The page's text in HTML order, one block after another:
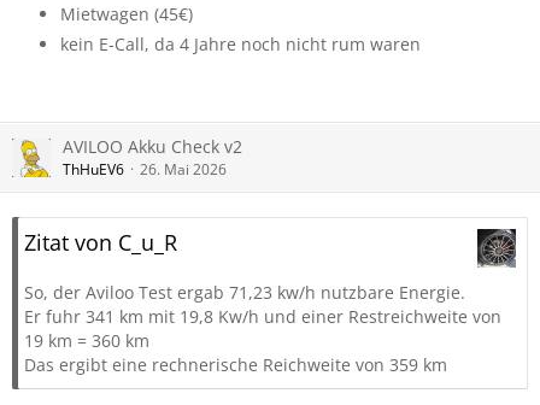
Mietwagen (45€)
kein E-Call, da 4 Jahre noch nicht rum waren
AVILOO Akku Check v2
ThHuEV6 26. Mai 2026
Zitat von C_u_R
So, der Aviloo Test ergab 71,23 kw/h nutzbare Energie.
Er fuhr 341 km mit 19,8 Kw/h und einer Restreichweite von
19 km = 360 km
Das ergibt eine rechnerische Reichweite von 359 km